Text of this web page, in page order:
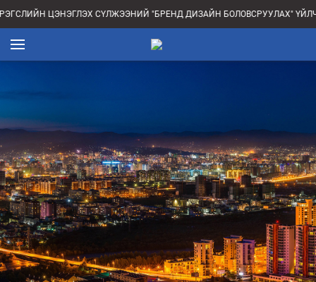
ЦЭНЭГЛЭХ СҮЛЖЭЭНИЙ "БРЕНД ДИЗАЙН БОЛОВСРУУЛАХ"